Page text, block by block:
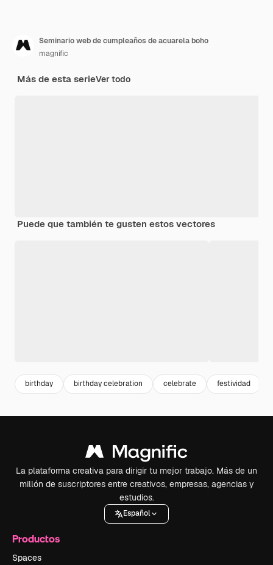
Seminario web de cumpleaños de acuarela boho
magnific
Más de esta serieVer todo
Puede que también te gusten estos vectores
birthday birthday celebration celebrate festividad
La plataforma creativa para dirigir tu mejor trabajo. Más de un
millón de suscriptores entre creativos, empresas, agencias y
estudios.
Español
Productos
Spaces